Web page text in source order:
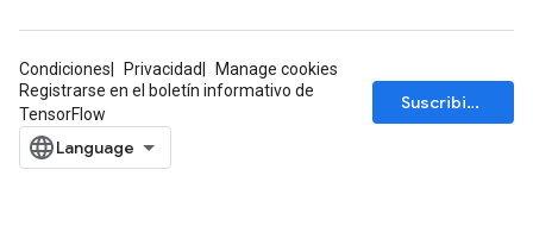
Condiciones Privacidad
Manage cookies
Registrarse en el boletín informativo de
TensorFlow
Suscribirse